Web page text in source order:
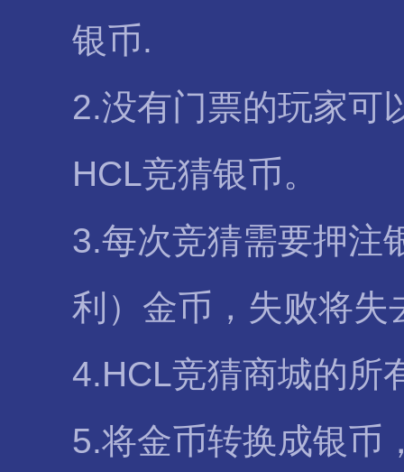
银币.
2.没有门票的玩家可
HCL竞猜银币。
3.每次竞猜需要押注
利）金币，失败将失
4.HCL竞猜商城的所
5.将金币转换成银币